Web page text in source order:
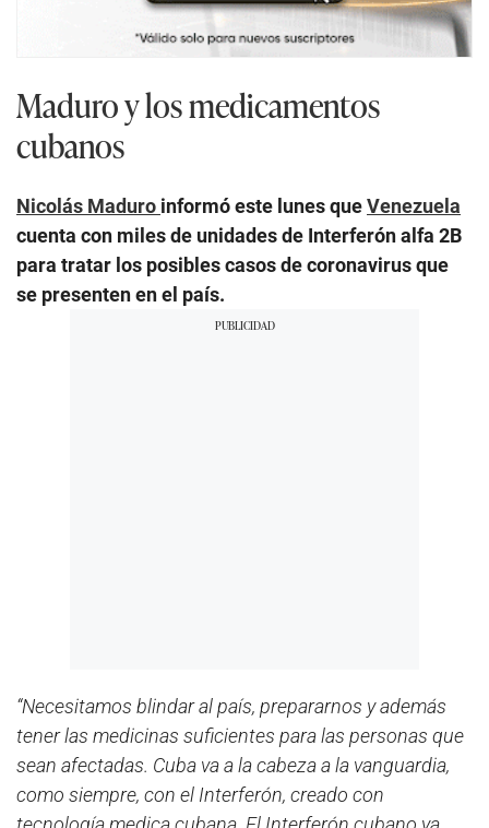
Maduro y los medicamentos
cubanos
Nicolás Maduro informó este lunes queVenezuela
cuenta con miles de unidades de Interferón alfa 2B
para tratar los posibles casos de coronavirus que
se presenten en el país.
“Necesitamos blindar al país, prepararnos y además
tener las medicinas suficientes para las personas que
sean afectadas. Cuba va a la cabeza a la vanguardia,
como siempre, con el Interferón, creado con